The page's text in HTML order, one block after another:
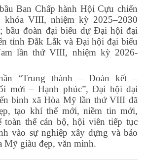
Ban Chấp hành Hội Cựu chiến
VIII, nhiệm kỳ 2025–2030
bầu đoàn đại biểu dự Đại hội đại
tỉnh Đắk Lắk và Đại hội đại biểu
lần thứ VIII, nhiệm kỳ 2026-
“Trung thành – Đoàn kết –
mới – Hạnh phúc”, Đại hội đại
binh xã Hòa Mỹ lần thứ VIII đã
tạo khí thế mới, niềm tin mới,
toàn thể cán bộ, hội viên tiếp tục
vào sự nghiệp xây dựng và bảo
Mỹ giàu đẹp, văn minh.